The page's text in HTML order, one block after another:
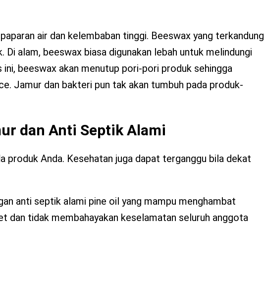
air dan kelembaban tinggi. Beeswax yang terkandung
alam, beeswax biasa digunakan lebah untuk melindungi
beeswax akan menutup pori-pori produk sehingga
Jamur dan bakteri pun tak akan tumbuh pada produk-
dan Anti Septik Alami
produk Anda. Kesehatan juga dapat terganggu bila dekat
anti septik alami pine oil yang mampu menghambat
dan tidak membahayakan keselamatan seluruh anggota